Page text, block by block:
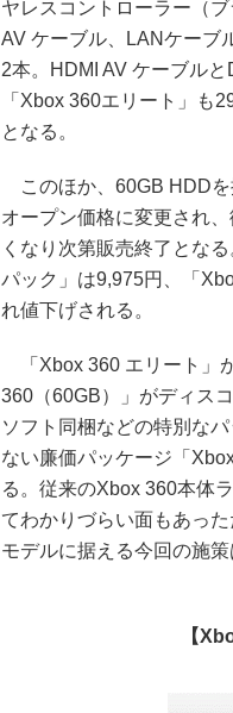
ヤレスコントローラー（
AV ケーブル、LANケーブ
2本。HDMI AV ケーブル
「Xbox 360エリート」も
となる。
このほか、60GB HDDを
オープン価格に変更され
くなり次第販売終了とな
パック」は9,975円、「
れ値下げされる。
「Xbox 360 エリート」
360（60GB）」がディス
ソフト同梱などの特別な
ない廉価パッケージ「
る。従来のXbox 360本体
てわかりづらい面もあっ
モデルに据える今回の施策
【